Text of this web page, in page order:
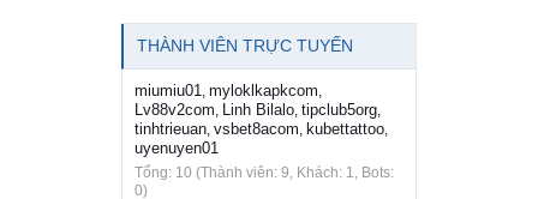
THÀNH VIÊN TRỰC TUYẾN
miumiu01, myloklkapkcom,
Lv88v2com, Linh Bilalo, tipclub5org,
tinhtrieuan, vsbet8acom, kubettattoo,
uyenuyen01
Tổng: 10 (Thành viên: 9, Khách: 1, Bots:
0)